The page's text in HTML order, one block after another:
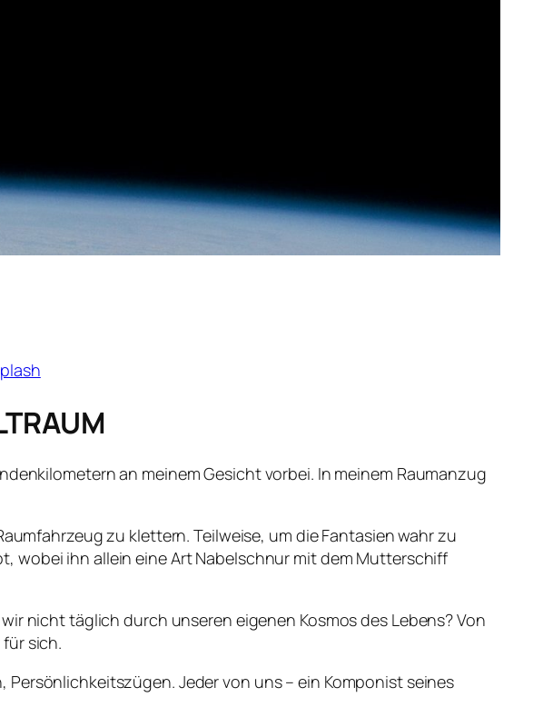
an meinem Gesicht vorbei. In meinem Raumanzug
zu klettern. Teilweise, um die Fantasien wahr zu
wobei ihn allein eine Art Nabelschnur mit dem Mutterschiff
nicht täglich durch unseren eigenen Kosmos des Lebens? Von
sich.
Jeder von uns – ein Komponist seines